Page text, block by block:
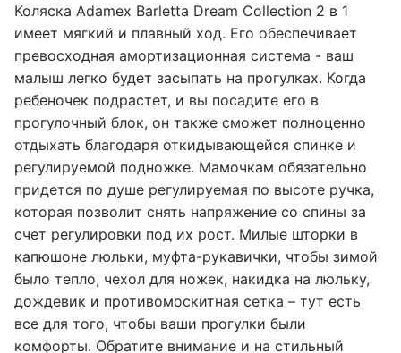
Коляска Adamex Barletta Dream Collection 2 в 1
имеет мягкий и плавный ход. Его обеспечивает
превосходная амортизационная система - ваш
малыш легко будет засыпать на прогулках. Когда
ребеночек подрастет, и вы посадите его в
прогулочный блок, он также сможет полноценно
отдыхать благодаря откидывающейся спинке и
регулируемой подножке. Мамочкам обязательно
придется по душе регулируемая по высоте ручка,
которая позволит снять напряжение со спины за
счет регулировки под их рост. Милые шторки в
капюшоне люльки, муфта-рукавички, чтобы зимой
было тепло, чехол для ножек, накидка на люльку,
дождевик и противомоскитная сетка – тут есть
все для того, чтобы ваши прогулки были
комфорты. Обратите внимание и на стильный